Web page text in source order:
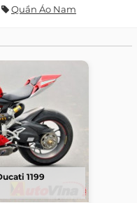
Quần Áo Nam
1199